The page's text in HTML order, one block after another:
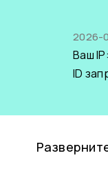
2026-
Ваш IP:
ID